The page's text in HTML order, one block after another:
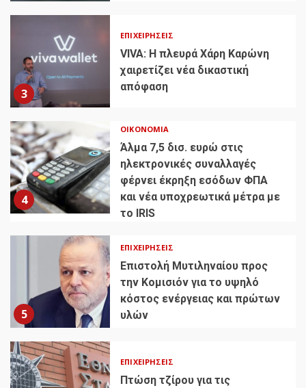
3
ΕΠΙΧΕΙΡΉΣΕΙΣ
VIVA: Η πλευρά Χάρη Καρώνη
χαιρετίζει νέα δικαστική
απόφαση
4
ΟΙΚΟΝΟΜΊΑ
Άλμα 7,5 δισ. ευρώ στις
ηλεκτρονικές συναλλαγές
φέρνει έκρηξη εσόδων ΦΠΑ
και νέα υποχρεωτικά μέτρα με
το IRIS
5
ΕΠΙΧΕΙΡΉΣΕΙΣ
Επιστολή Μυτιληναίου προς
την Κομισιόν για το υψηλό
κόστος ενέργειας και πρώτων
υλών
ΕΠΙΧΕΙΡΉΣΕΙΣ
Πτώση τζίρου για τις